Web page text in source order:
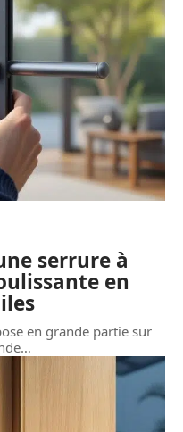
serrure à
en
en grande partie sur
…